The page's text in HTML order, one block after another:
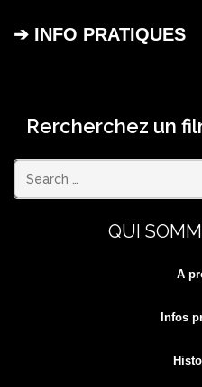
➔ INFO PRATIQUES
Rercherchez un
Search
QUI
A
Infos